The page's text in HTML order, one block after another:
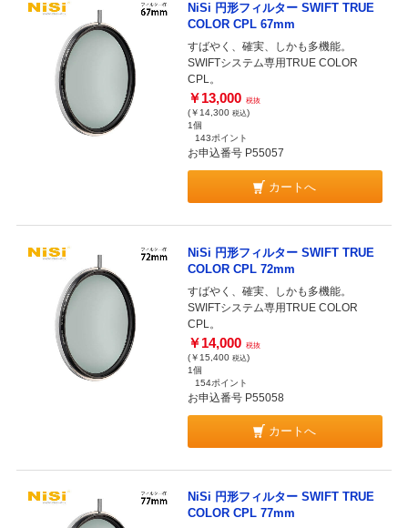
NiSi 円形フィルター SWIFT TRUE
COLOR CPL 67mm
すばやく、確実、しかも多機能。
SWIFTシステム専用TRUE COLOR
CPL。
￥13,000 税抜
(￥14,300 税込)
1個
143ポイント
お申込番号 P55057
カートへ
NiSi 円形フィルター SWIFT TRUE
COLOR CPL 72mm
すばやく、確実、しかも多機能。
SWIFTシステム専用TRUE COLOR
CPL。
￥14,000 税抜
(￥15,400 税込)
1個
154ポイント
お申込番号 P55058
カートへ
NiSi 円形フィルター SWIFT TRUE
COLOR CPL 77mm